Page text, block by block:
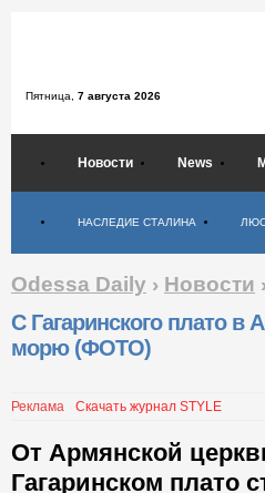
Пятница, 7 августа 2026
Новости News
НАСЛЕДИЕ СТАЛИНА
Odessa Daily › Новости
С Гагаринского плато в
морю (ФОТО)
Реклама Скачать журнал STYLE
От Армянской
Гагаринском плато